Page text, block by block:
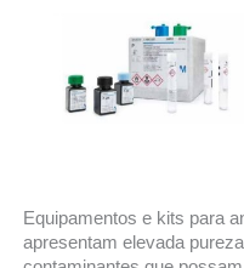
Equipamentos e kits para
apresentam elevada